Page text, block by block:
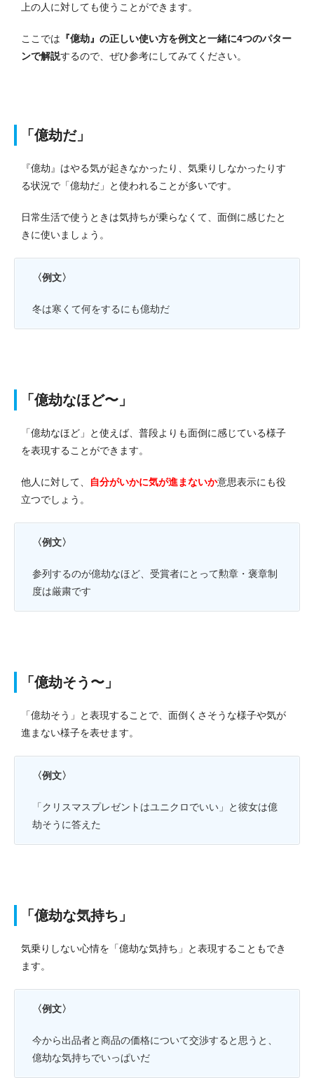
上の人に対しても使うことができます。
ここでは 『億劫』の正しい使い方を例文と一緒に4つのパター
ンで解説するので、ぜひ参考にしてみてください。
「億劫だ」
『億劫』はやる気が起きなかったり、気乗りしなかったりす
る状況で「億劫だ」と使われることが多いです。
日常生活で使うときは気持ちが乗らなくて、面倒に感じたと
きに使いましょう。
〈例文〉
冬は寒くて何をするにも億劫だ
「億劫なほど〜」
「億劫なほど」と使えば、普段よりも面倒に感じている様子
を表現することができます。
他人に対して、 自分がいかに気が進まないか意思表示にも役
立つでしょう。
〈例文〉
参列するのが億劫なほど、受賞者にとって勲章・褒章制
度は厳粛です
「億劫そう〜」
「億劫そう」と表現することで、面倒くさそうな様子や気が
進まない様子を表せます。
〈例文〉
「クリスマスプレゼントはユニクロでいい」と彼女は億
劫そうに答えた
「億劫な気持ち」
気乗りしない心情を「億劫な気持ち」と表現することもでき
ます。
〈例文〉
今から出品者と商品の価格について交渉すると思うと、
億劫な気持ちでいっぱいだ